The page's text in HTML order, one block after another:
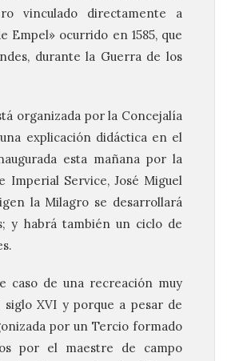
vinculado directamente a
Empel» ocurrido en 1585, que
durante la Guerra de los
organizada por la Concejalía
explicación didáctica en el
esta mañana por la
Imperial Service, José Miguel
la Milagro se desarrollará
y habrá también un ciclo de
caso de una recreación muy
XVI y porque a pesar de
por un Tercio formado
por el maestre de campo